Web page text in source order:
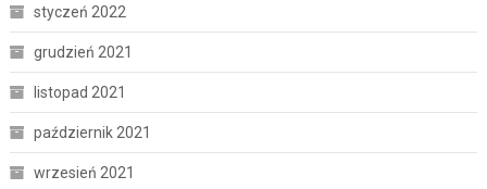
styczeń 2022
grudzień 2021
listopad 2021
październik 2021
wrzesień 2021